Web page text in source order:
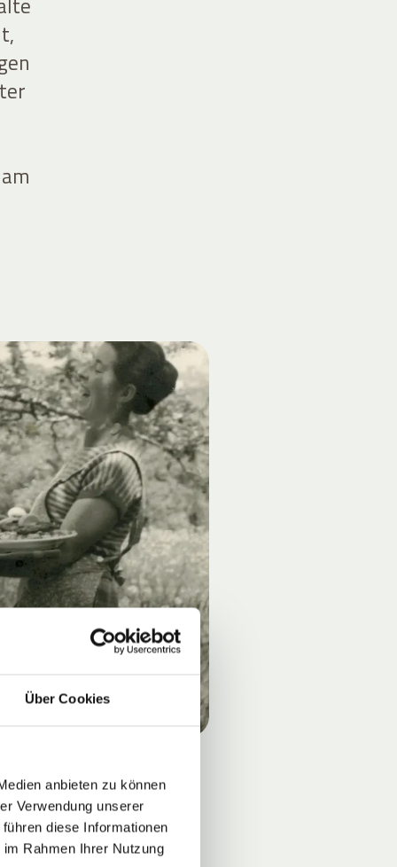
Über Cookies
anbieten zu können
Verwendung unserer
diese Informationen
Rahmen Ihrer Nutzung